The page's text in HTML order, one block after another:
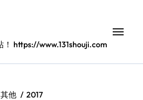
！ https://www.131shouji.com
其他
2017